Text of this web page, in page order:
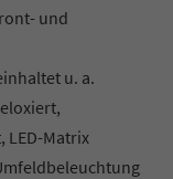
und
u. a.
LED-Matrix